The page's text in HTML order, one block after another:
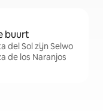
buurt
del Sol zijn Selwo
de los Naranjos